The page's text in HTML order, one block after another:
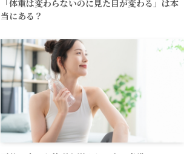
「体重は変わらないのに見た目が変わる」は本
当にある？